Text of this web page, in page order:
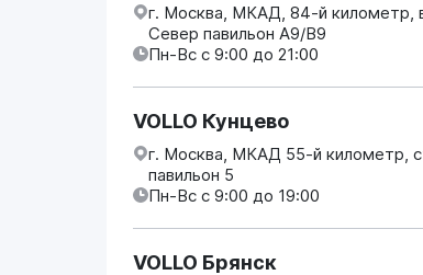
г. Москва, МКАД, 84-й километр,
Север павильон А9/В9
Пн-Вс с 9:00 до 21:00
VOLLO Кунцево
г. Москва, МКАД 55-й километр,
павильон 5
Пн-Вс с 9:00 до 19:00
VOLLO Брянск